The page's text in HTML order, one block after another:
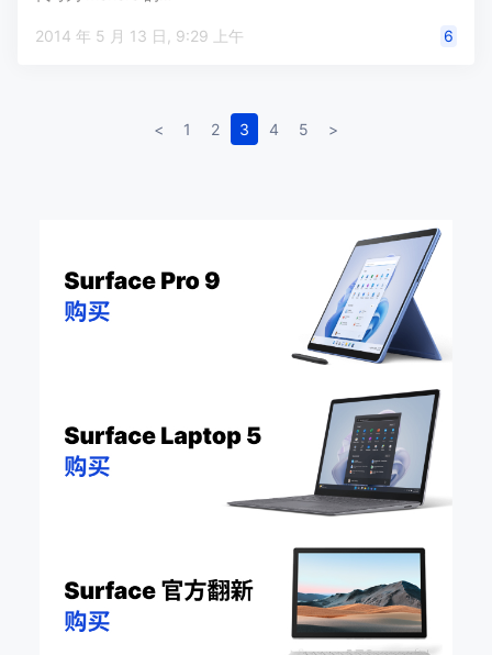
2014 年 5 月 13 日, 9:29 上午 6
< 1 2 3 4 5 >